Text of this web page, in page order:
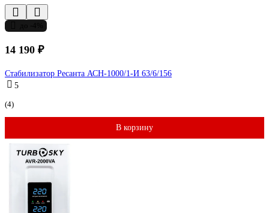
14 190 ₽
Стабилизатор Ресанта АСН-1000/1-И 63/6/156
5
(4)
В корзину